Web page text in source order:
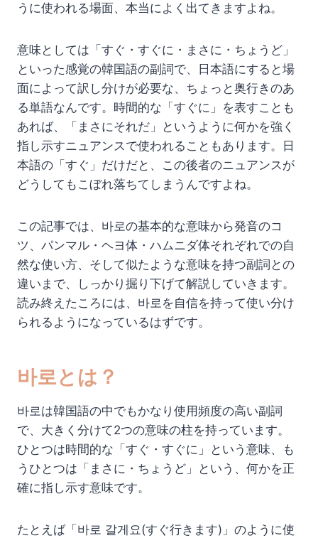
うに使われる場面、本当によく出てきますよね。
意味としては「すぐ・すぐに・まさに・ちょうど」
といった感覚の韓国語の副詞で、日本語にすると場
面によって訳し分けが必要な、ちょっと奥行きのあ
る単語なんです。時間的な「すぐに」を表すことも
あれば、「まさにそれだ」というように何かを強く
指し示すニュアンスで使われることもあります。日
本語の「すぐ」だけだと、この後者のニュアンスが
どうしてもこぼれ落ちてしまうんですよね。
この記事では、바로の基本的な意味から発音のコ
ツ、パンマル・ヘヨ体・ハムニダ体それぞれでの自
然な使い方、そして似たような意味を持つ副詞との
違いまで、しっかり掘り下げて解説していきます。
読み終えたころには、바로を自信を持って使い分け
られるようになっているはずです。
바로とは？
바로は韓国語の中でもかなり使用頻度の高い副詞
で、大きく分けて2つの意味の柱を持っています。
ひとつは時間的な「すぐ・すぐに」という意味、も
うひとつは「まさに・ちょうど」という、何かを正
確に指し示す意味です。
たとえば「바로 갈게요(すぐ行きます)」のように使